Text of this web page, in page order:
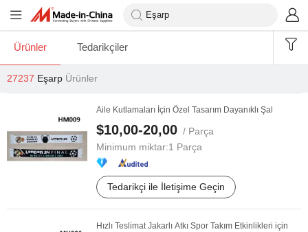
Ürünler Tedarikçiler
27237 Eşarp Ürünler
Aile Kutlamaları İçin Özel Tasarım Dayanıklı Şal
$10,00-20,00 / Parça
Minimum miktar:1 Parça
Tedarikçi ile İletişime Geçin
Hızlı Teslimat Jakarlı Atkı Spor Takım Etkinlikleri için